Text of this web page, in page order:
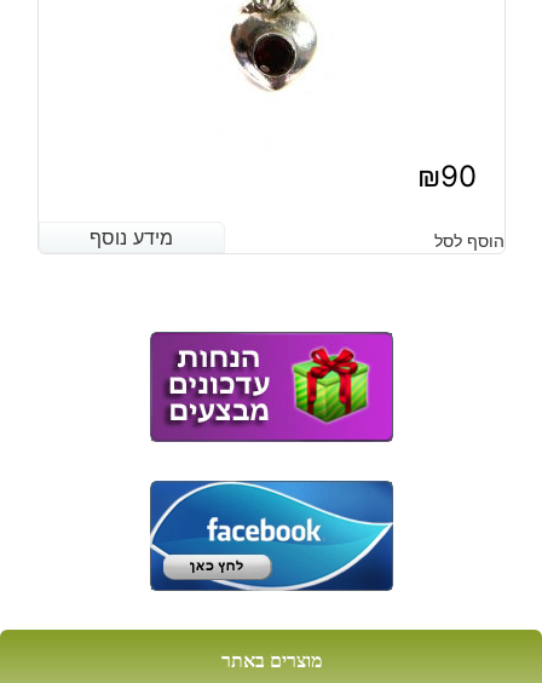
₪90
מידע נוסף הוסף לסל מידע נוסף
מוצרים באתר